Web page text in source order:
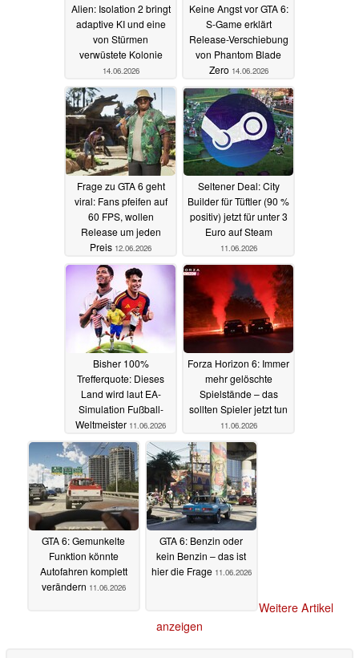
Alien: Isolation 2 bringt
adaptive KI und eine
von Stürmen
verwüstete Kolonie
14.06.2026
Keine Angst vor GTA 6:
S-Game erklärt
Release-Verschiebung
von Phantom Blade
Zero 14.06.2026
Frage zu GTA 6 geht
viral: Fans pfeifen auf
60 FPS, wollen
Release um jeden
Preis 12.06.2026
Seltener Deal: City
Builder für Tüftler (90 %
positiv) jetzt für unter 3
Euro auf Steam
11.06.2026
Bisher 100%
Trefferquote: Dieses
Land wird laut EA-
Simulation Fußball-
Weltmeister 11.06.2026
Forza Horizon 6: Immer
mehr gelöschte
Spielstände – das
sollten Spieler jetzt tun
11.06.2026
GTA 6: Gemunkelte
Funktion könnte
Autofahren komplett
verändern 11.06.2026
GTA 6: Benzin oder
kein Benzin – das ist
hier die Frage 11.06.2026
Weitere Artikel
anzeigen